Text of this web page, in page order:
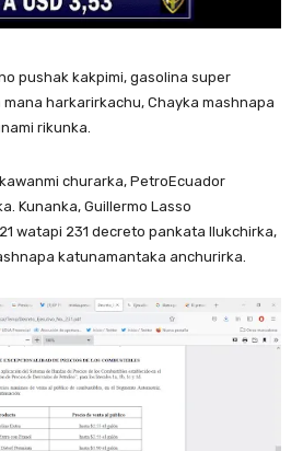
pushak kakpimi, gasolina super
harkarirkachu, Chayka mashnapa
rikunka.
churarka, PetroEcuador
Kunanka, Guillermo Lasso
watapi 231 decreto pankata llukchirka,
katunamantaka anchurirka.